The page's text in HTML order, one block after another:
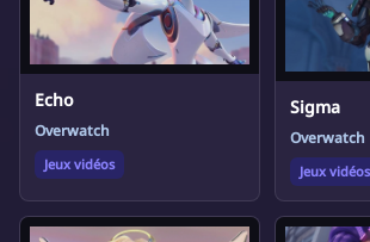
Echo
Overwatch
Jeux vidéos
Sigma
Overwatch
Jeux vidéos